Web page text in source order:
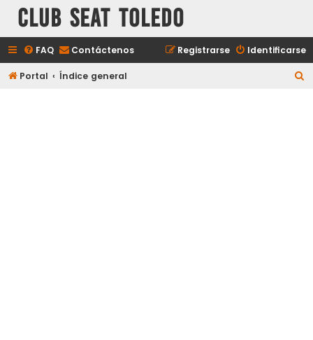
Club Seat Toledo
FAQ Contáctenos Identificarse
Registrarse
Portal Índice general